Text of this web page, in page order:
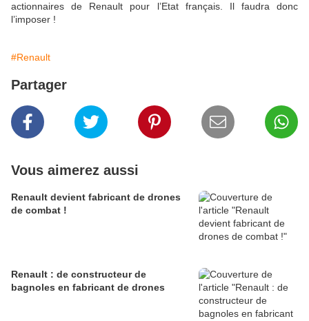
actionnaires de Renault pour l’Etat français. Il faudra donc
l’imposer !
#Renault
Partager
Vous aimerez aussi
Renault devient fabricant de drones
de combat !
Renault : de constructeur de
bagnoles en fabricant de drones